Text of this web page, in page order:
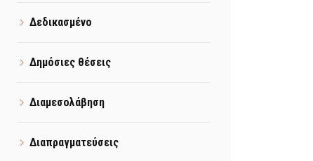
Δεδικασμένο
Δημόσιες θέσεις
Διαμεσολάβηση
Διαπραγματεύσεις